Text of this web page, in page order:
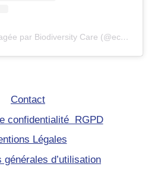
Une publication partagée par Biodiversity Care (@eco.volontaire)
Contact
confidentialité RGPD
Légales
générales d’utilisation